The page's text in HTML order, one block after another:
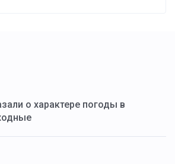
о характере погоды в